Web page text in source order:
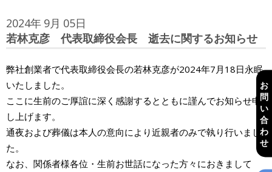
お
問
い
合
わ
せ
2024年 9月 05日
若林克彦 代表取締役会長 逝去に関するお知らせ
弊社創業者で代表取締役会長の若林克彦が2024年7月18日永眠
いたしました。
ここに生前のご厚誼に深く感謝するとともに謹んでお知らせ申
し上げます。
通夜および葬儀は本人の意向により近親者のみで執り行いまし
た。
なお、関係者様各位・生前お世話になった方々におきまして